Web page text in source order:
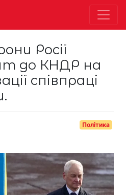
Росії
до КНДР на
співпраці
Політика